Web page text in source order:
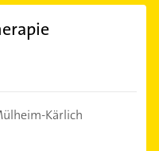
Kärlich